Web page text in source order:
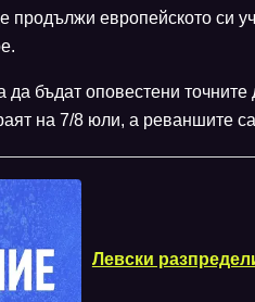
продължи европейското си
бъдат оповестени
на 7/8 юли, а реваншите
Левски